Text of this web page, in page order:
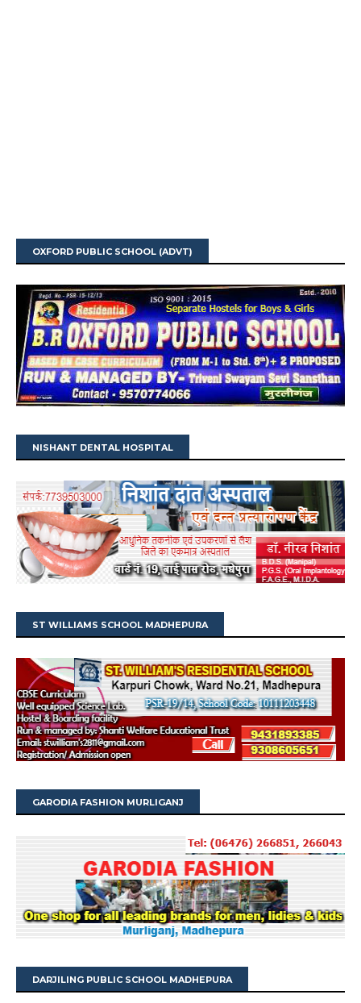
OXFORD PUBLIC SCHOOL (ADVT)
NISHANT DENTAL HOSPITAL
ST WILLIAMS SCHOOL MADHEPURA
GARODIA FASHION MURLIGANJ
DARJILING PUBLIC SCHOOL MADHEPURA